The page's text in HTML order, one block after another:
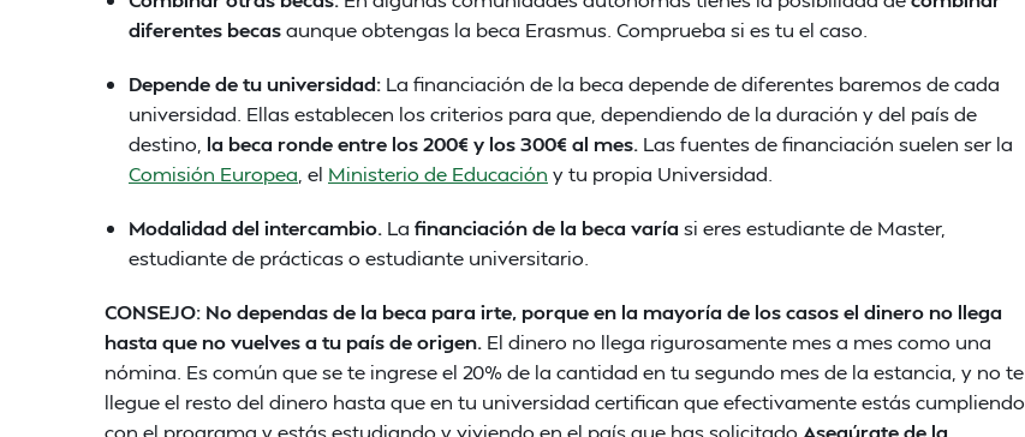
diferentes becasaunque obtengas la beca Erasmus. Comprueba si es tu el caso.
Depende de tu universidad: La financiación de la beca depende de diferentes baremos de cada
universidad. Ellas establecen los criterios para que, dependiendo de la duración y del país de
destino, la beca ronde entre los 200€ y los 300€ al mes. Las fuentes de financiación suelen ser la
Comisión Europea , el Ministerio de Educación y tu propia Universidad.
Modalidad del intercambio. La financiación de la beca varía si eres estudiante de Master,
estudiante de prácticas o estudiante universitario.
CONSEJO: No dependas de la beca para irte, porque en la mayoría de los casos el dinero no llega
hasta que no vuelves a tu país de origen. El dinero no llega rigurosamente mes a mes como una
nómina. Es común que se te ingrese el 20% de la cantidad en tu segundo mes de la estancia, y no te
llegue el resto del dinero hasta que en tu universidad certifican que efectivamente estás cumpliendo
con el programa y estás estudiando y viviendo en el país que has solicitado. Asegúrate de la